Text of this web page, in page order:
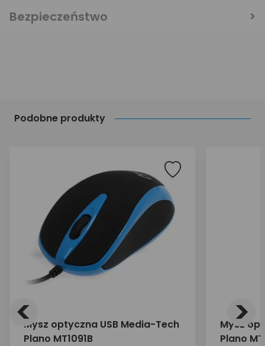
Podobne produkty
Mysz optyczna USB Media-Tech
Plano MT1091B
Mysz
Plano
< >
Bezpieczeństwo